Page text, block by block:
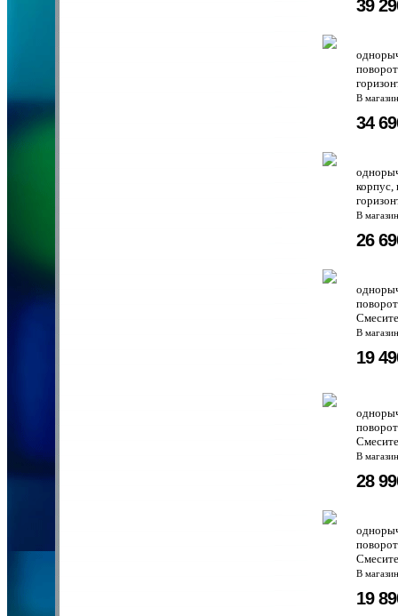
39
В
34
корпус,
В
26
В
19
В
28
В
19